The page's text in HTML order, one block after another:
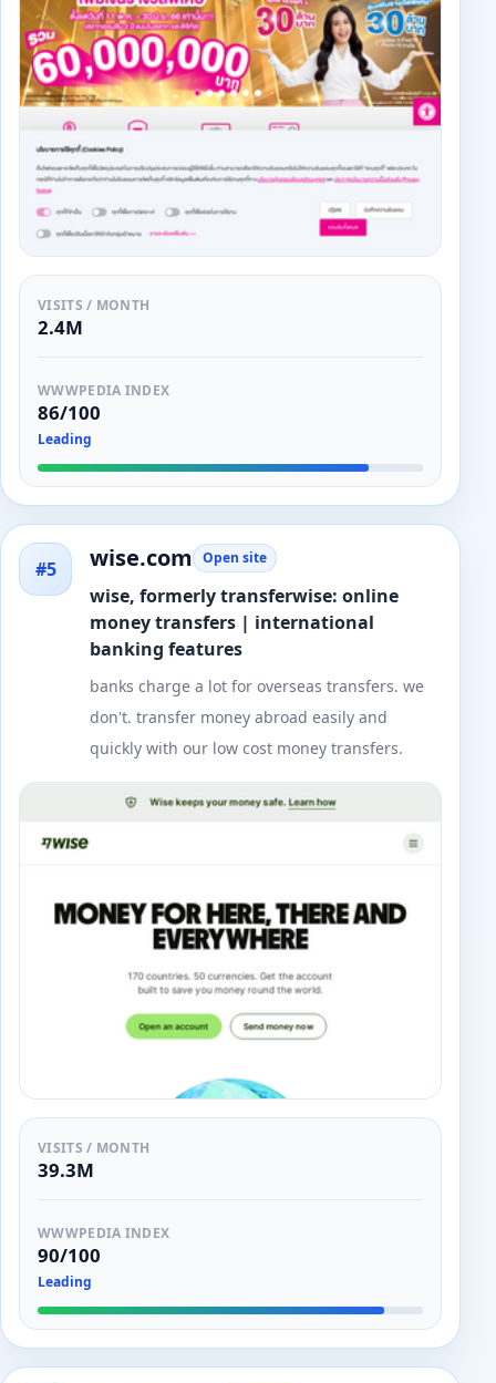
VISITS / MONTH
2.4M
WWWPEDIA INDEX
86/100
Leading
#5 wise.com Open site
wise, formerly transferwise: online
money transfers | international
banking features
banks charge a lot for overseas transfers. we
don't. transfer money abroad easily and
quickly with our low cost money transfers.
VISITS / MONTH
39.3M
WWWPEDIA INDEX
90/100
Leading